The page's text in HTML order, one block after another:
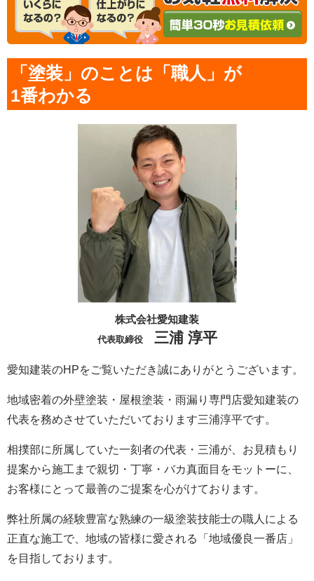
「塗装」のことは「職人」が
1番わかる
株式会社愛知建装
代表取締役 三浦 淳平
愛知建装のHPをご覧いただき誠にありがとうございます。
地域密着の外壁塗装・屋根塗装・雨漏り専門店愛知建装の
代表を務めさせていただいております三浦淳平です。
相撲部に所属していた一刻者の代表・三浦が、お見積もり
提案から施工まで親切・丁寧・バカ真面目をモットーに、
お客様にとって最善のご提案を心がけております。
弊社所属の経験豊富な熟練の一級塗装技能士の職人による
正直な施工で、地域の皆様に愛される「地域優良一番店」
を目指しております。